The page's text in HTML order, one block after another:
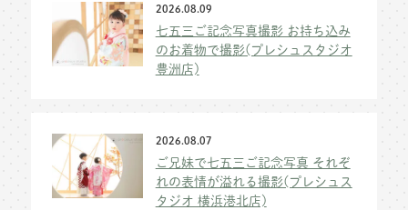
2026.08.09
七五三ご記念写真撮影 お持ち込み
のお着物で撮影(プレシュスタジオ
豊洲店)
2026.08.07
ご兄妹で七五三ご記念写真 それぞ
れの表情が溢れる撮影(プレシュス
タジオ 横浜港北店)